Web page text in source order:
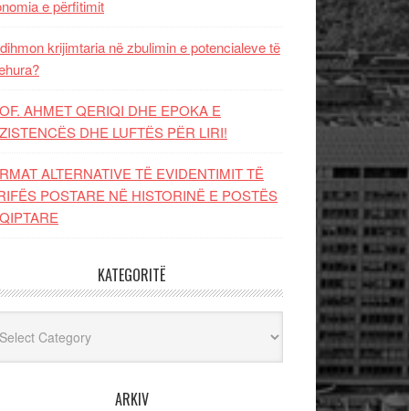
e përfitimit
krijimtaria në zbulimin e potencialeve të
AHMET QERIQI DHE EPOKA E
DHE LUFTЁS PЁR LIRI!
ALTERNATIVE TË EVIDENTIMIT TË
POSTARE NË HISTORINË E POSTËS
KATEGORITË
ARKIV